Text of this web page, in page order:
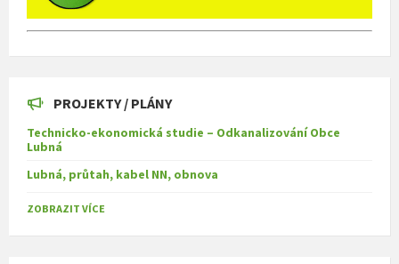
PROJEKTY / PLÁNY
Technicko-ekonomická studie – Odkanalizování Obce
Lubná
Lubná, průtah, kabel NN, obnova
ZOBRAZIT VÍCE